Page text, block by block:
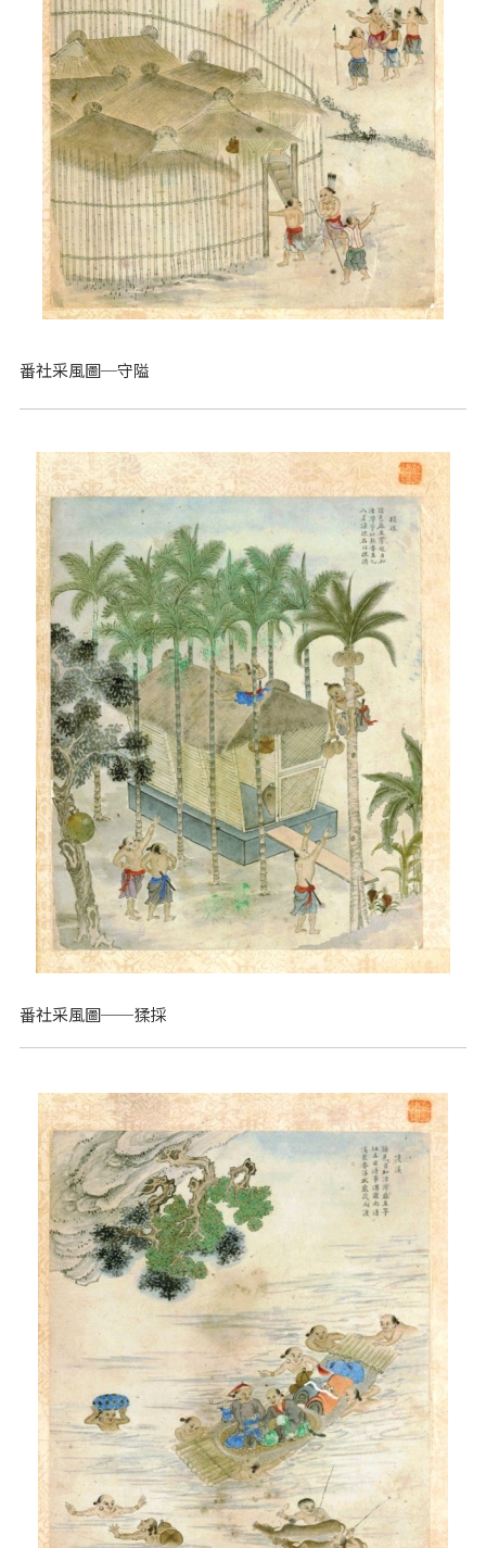
番社采風圖─守隘
番社采風圖──猱採